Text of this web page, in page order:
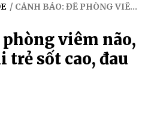
/ CẢNH BÁO: ĐỀ PHÒNG VIÊM NÃO, MÀNG NÃO KHI TRẺ SỐT CAO, ĐAU ĐẦU
phòng viêm não,
trẻ sốt cao, đau